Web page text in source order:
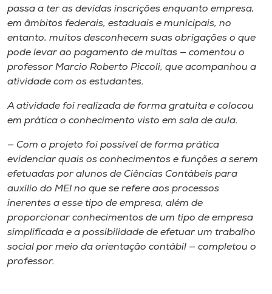
Selecione
o idioma
A+
passa a ter as devidas inscrições enquanto empresa,
em âmbitos federais, estaduais e municipais, no
entanto, muitos desconhecem suas obrigações o que
pode levar ao pagamento de multas — comentou o
professor Marcio Roberto Piccoli, que acompanhou a
atividade com os estudantes.
A atividade foi realizada de forma gratuita e colocou
em prática o conhecimento visto em sala de aula.
— Com o projeto foi possível de forma prática
evidenciar quais os conhecimentos e funções a serem
efetuadas por alunos de Ciências Contábeis para
auxílio do MEI no que se refere aos processos
inerentes a esse tipo de empresa, além de
proporcionar conhecimentos de um tipo de empresa
simplificada e a possibilidade de efetuar um trabalho
social por meio da orientação contábil — completou o
professor.